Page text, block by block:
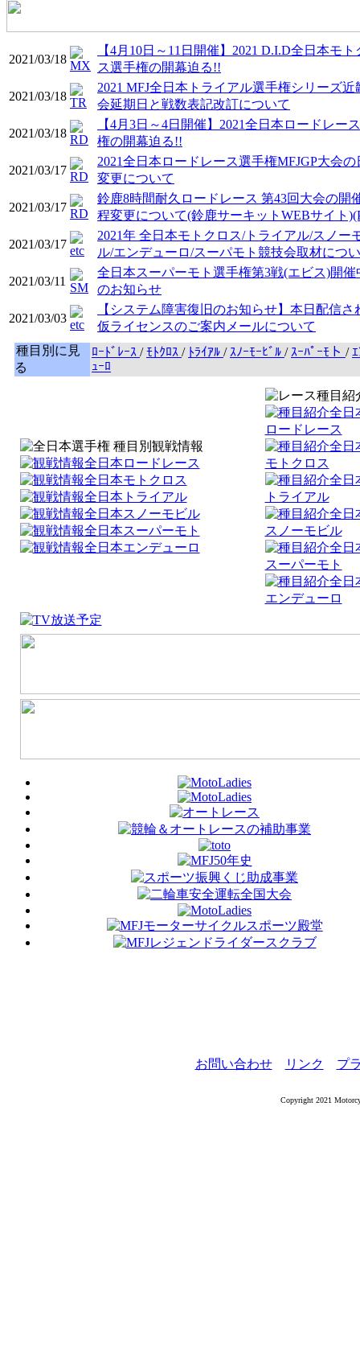
2021/03/18
【4月10日～11日開催】2021 D.I.D全日本モト
ス選手権の開幕迫る!!
2021/03/18
2021 MFJ全日本トライアル選手権シリーズ近
会延期日と戦数表記改訂について
2021/03/18
【4月3日～4日開催】2021全日本ロードレー
権の開幕迫る!!
2021/03/17
2021全日本ロードレース選手権MFJGP大会の
変更について
2021/03/17
鈴鹿8時間耐久ロードレース 第43回大会の開
程変更について(鈴鹿サーキットWEBサイト
2021/03/17
2021年 全日本モトクロス/トライアル/スノー
ル/エンデューロ/スーパモト競技会取材につ
2021/03/11
全日本スーパーモト選手権第3戦(エビス)開催
のお知らせ
2021/03/03
【システム障害復旧のお知らせ】本日配信さ
仮ライセンスのご案内メールについて
種目別に見
る
ﾛｰﾄﾞﾚｰｽ /ﾓﾄｸﾛｽ / ﾄﾗｲｱﾙ / ｽﾉｰﾓｰﾋﾞﾙ / ｽｰﾊﾟｰﾓト /
ｭｰﾛ
お問い合わせ リンク プ
Copyright 2021